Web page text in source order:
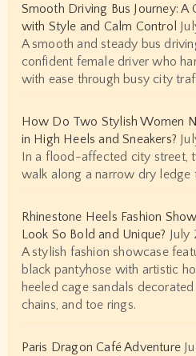
Smooth Driving Bus Journey:
with Style and Calm Control
A smooth and steady bus
confident female driver who
with ease through busy city
How Do Two Stylish Women
in High Heels and Sneakers?
In a flood-affected city street,
walk along a narrow dry ledge
Rhinestone Heels Fashion
Look So Bold and Unique? July
A stylish fashion showcase
black pantyhose with artistic
heeled cage sandals
chains, and toe rings.
Paris Dragon Café Adventure